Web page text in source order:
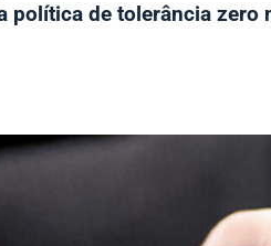
política de tolerância zero